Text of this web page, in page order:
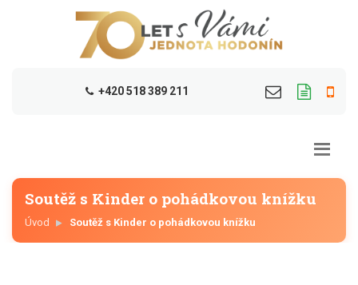
+420 518 389 211
Soutěž s Kinder o pohádkovou knížku
Úvod Soutěž s Kinder o pohádkovou knížku